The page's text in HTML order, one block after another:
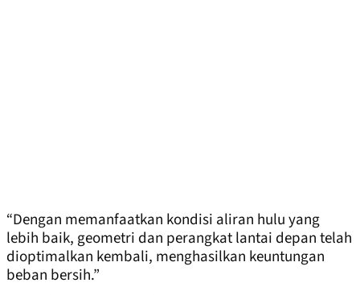
“Dengan memanfaatkan kondisi aliran hulu yang
lebih baik, geometri dan perangkat lantai depan telah
dioptimalkan kembali, menghasilkan keuntungan
beban bersih.”